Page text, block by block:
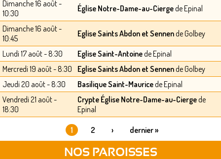
Dimanche 16 août -
10:30
Église Notre-Dame-au-Ciergede Epinal
Dimanche 16 août -
10:45
Eglise Saints Abdon et Sennende Golbey
Lundi 17 août - 8:30 Eglise Saint-Antoinede Epinal
Mercredi 19 août - 8:30
Eglise Saints Abdon et Sennende Golbey
Jeudi 20 août - 8:30
Basilique Saint-Mauricede Epinal
Vendredi 21 août -
18:30
Crypte Église Notre-Dame-au-Ciergede
Epinal
1 2 › dernier »
NOS PAROISSES